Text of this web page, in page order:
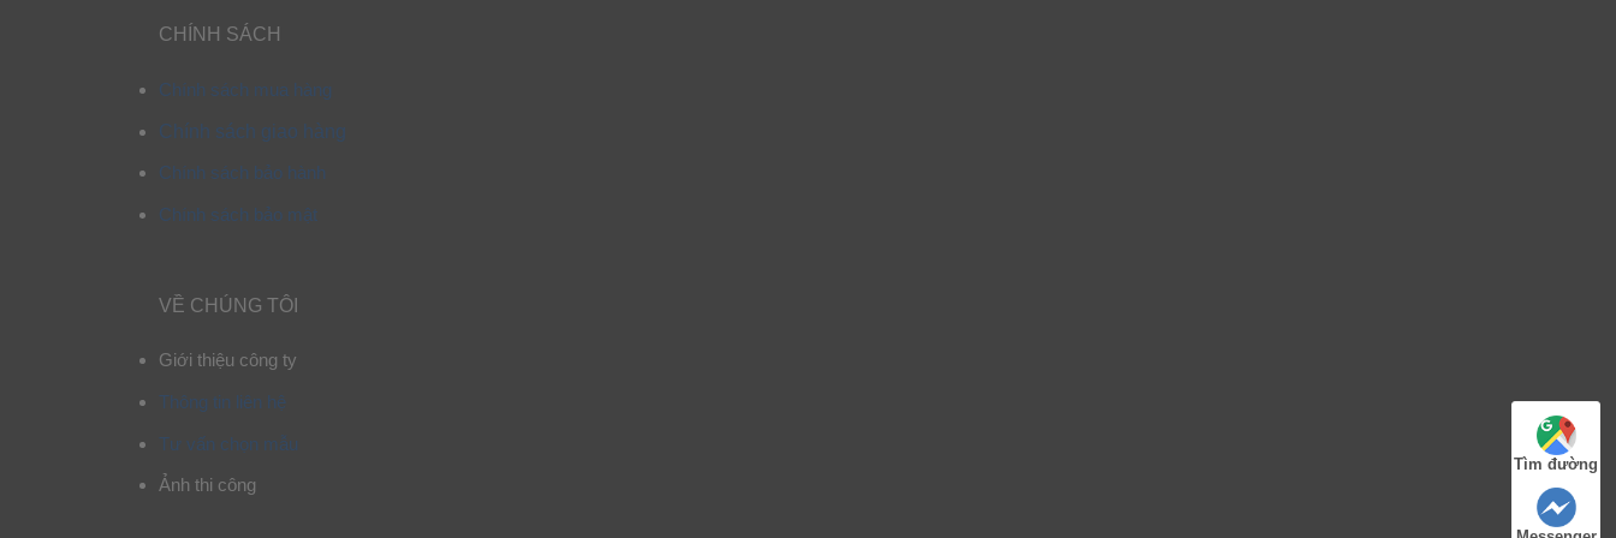
CHÍNH SÁCH
Chính sách mua hàng
Chính sách giao hàng
Chính sách bảo hành
Chính sách bảo mật
VỀ CHÚNG TÔI
Giới thiệu công ty
Thông tin liên hệ
Tư vấn chọn mẫu
Ảnh thi công
Tìm đường